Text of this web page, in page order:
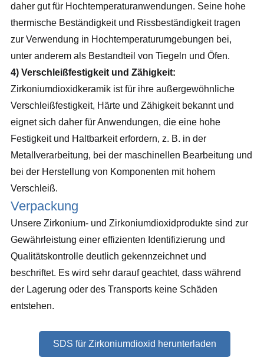
daher gut für Hochtemperaturanwendungen. Seine hohe
thermische Beständigkeit und Rissbeständigkeit tragen
zur Verwendung in Hochtemperaturumgebungen bei,
unter anderem als Bestandteil von Tiegeln und Öfen.
4) Verschleißfestigkeit und Zähigkeit:
Zirkoniumdioxidkeramik ist für ihre außergewöhnliche
Verschleißfestigkeit, Härte und Zähigkeit bekannt und
eignet sich daher für Anwendungen, die eine hohe
Festigkeit und Haltbarkeit erfordern, z. B. in der
Metallverarbeitung, bei der maschinellen Bearbeitung und
bei der Herstellung von Komponenten mit hohem
Verschleiß.
Verpackung
Unsere Zirkonium- und Zirkoniumdioxidprodukte sind zur
Gewährleistung einer effizienten Identifizierung und
Qualitätskontrolle deutlich gekennzeichnet und
beschriftet. Es wird sehr darauf geachtet, dass während
der Lagerung oder des Transports keine Schäden
entstehen.
SDS für Zirkoniumdioxid herunterladen